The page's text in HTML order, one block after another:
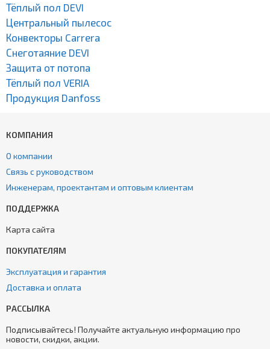
Тёплый пол DEVI
Центральный пылесос
Конвекторы Carrera
Снеготаяние DEVI
Защита от потопа
Тёплый пол VERIA
Продукция Danfoss
КОМПАНИЯ
О компании
Связь с руководством
Инженерам, проектантам и оптовым клиентам
ПОДДЕРЖКА
Карта сайта
ПОКУПАТЕЛЯМ
Эксплуатация и гарантия
Доставка и оплата
РАССЫЛКА
Подписывайтесь! Получайте актуальную информацию про
новости, скидки, акции.